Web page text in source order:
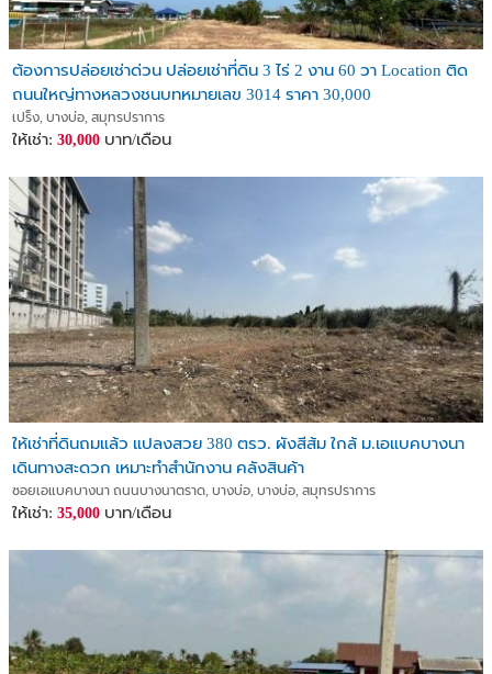
ต้องการปล่อยเช่าด่วน ปล่อยเช่าที่ดิน 3 ไร่ 2 งาน 60 วา Location ติด
ถนนใหญ่ทางหลวงชนบทหมายเลข 3014 ราคา 30,000
เปร็ง, บางบ่อ, สมุทรปราการ
ให้เช่า: 30,000 บาท/เดือน
ให้เช่าที่ดินถมแล้ว แปลงสวย 380 ตรว. ผังสีส้ม ใกล้ ม.เอแบคบางนา
เดินทางสะดวก เหมาะทำสำนักงาน คลังสินค้า
ซอยเอแบคบางนา ถนนบางนาตราด, บางบ่อ, บางบ่อ, สมุทรปราการ
ให้เช่า: 35,000 บาท/เดือน